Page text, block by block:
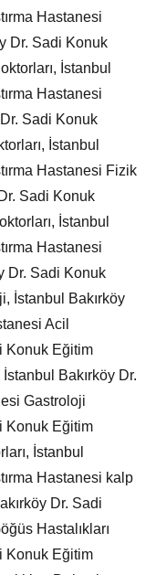
Hastanesi
Dr. Sadi Konuk
İstanbul
Hastanesi
Sadi Konuk
İstanbul
Hastanesi Fizik
Sadi Konuk
İstanbul
Hastanesi
Dr. Sadi Konuk
İstanbul Bakırköy
Acil
Konuk Eğitim
Bakırköy Dr.
Gastroloji
Konuk Eğitim
İstanbul
Hastanesi kalp
Dr. Sadi
Hastalıkları
Konuk Eğitim